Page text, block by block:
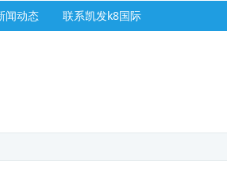
闻动态 联系凯发k8国际